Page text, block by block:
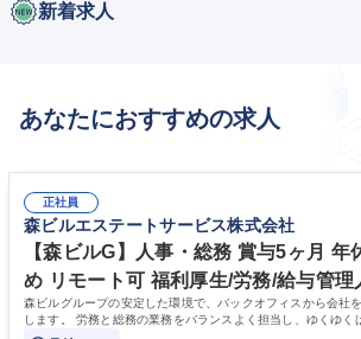
新着求人
あなたにおすすめの求人
正社員
森ビルエステートサービス株式会社
【森ビルG】人事・総務 賞与5ヶ月 年
め リモート可 福利厚生/労務/給与管理
森ビルグループの安定した環境で、バックオフィスから会社
します。 労務と総務の業務をバランスよく担当し、ゆくゆく
にも挑戦できる、やりがいある環境です。